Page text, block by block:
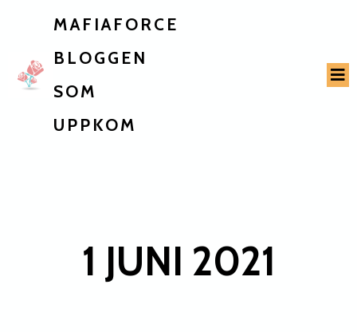
MAFIAFORCE
BLOGGEN
SOM
UPPKOM
1 JUNI 2021